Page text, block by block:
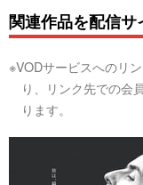
関連作品を配信サ
※VODサービスへのリ
り、リンク先での会
ります。